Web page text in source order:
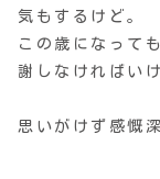
気もするけど。
この歳になって
謝しなければい
思いがけず感慨